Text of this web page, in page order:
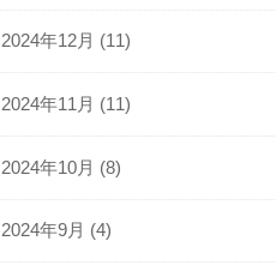
2024年12月 (11)
2024年11月 (11)
2024年10月 (8)
2024年9月 (4)